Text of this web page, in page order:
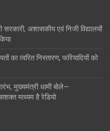
अशासकीय एवं निजी विद्यालयों
का त्वरित निस्तारण, फरियादियों को
मुख्यमंत्री धामी बोले—
माध्यम है रेडियो